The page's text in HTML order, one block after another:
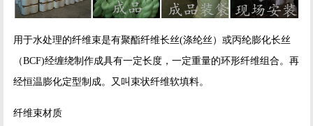
用于水处理的纤维束是有聚酯纤维长丝(涤纶丝）或丙纶膨化长丝
（BCF)经缠绕制作成具有一定长度，一定重量的环形纤维组合。再
经恒温膨化定型制成。又叫束状纤维软填料。
纤维束材质